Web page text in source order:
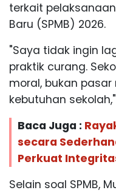
terkait
Baru (SPMB) 2026.
"Saya tidak ingin
praktik curang.
moral, bukan
kebutuhan
Baca Juga :
secara
Perkuat
Selain soal SPMB,